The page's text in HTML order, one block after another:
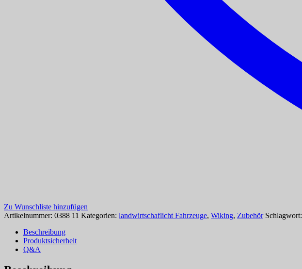
Zu Wunschliste hinzufügen
Artikelnummer: 0388 11 Kategorien: landwirtschaflicht Fahrzeuge, Wiking, Zubehör Schlagwort:
Beschreibung
Produktsicherheit
Q&A